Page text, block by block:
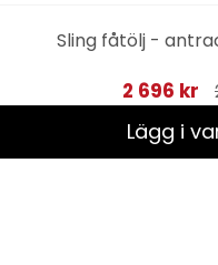
Sling fåtölj -
2 696 kr
Lägg i